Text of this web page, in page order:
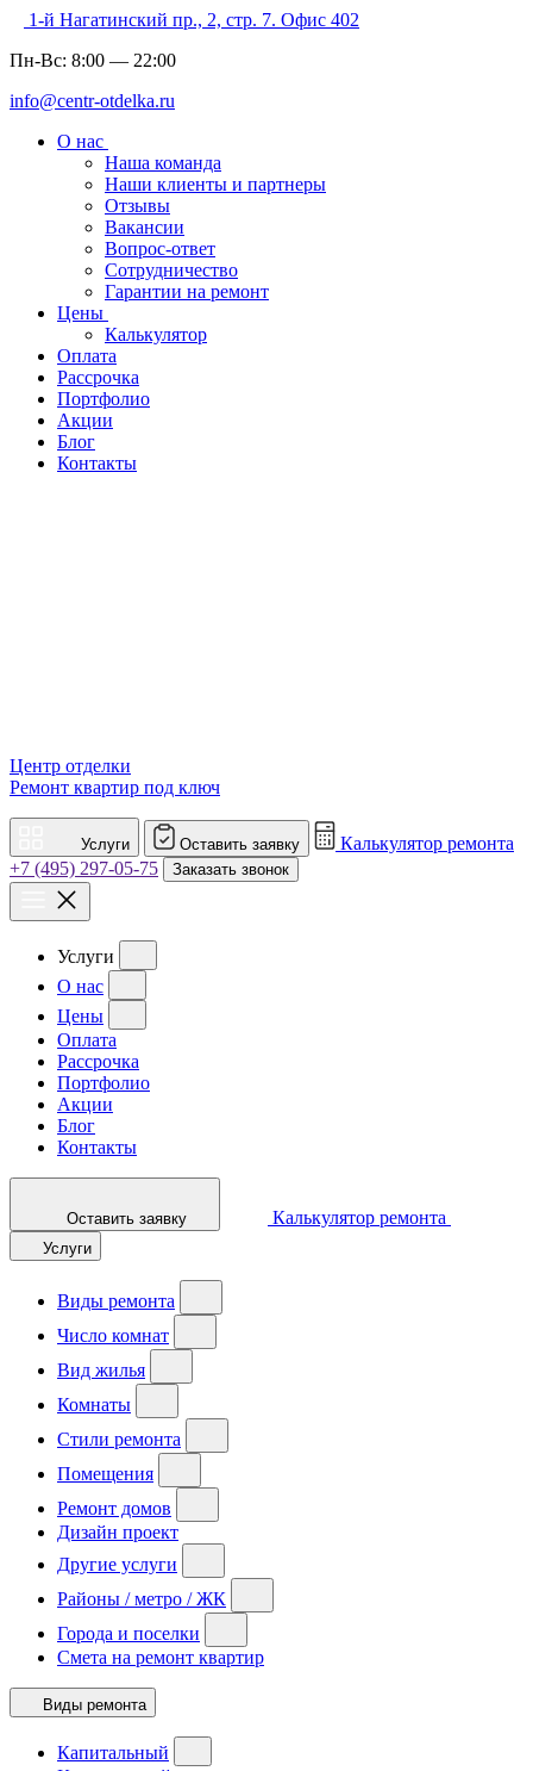
1-й Нагатинский пр., 2, стр. 7. Офис 402
Пн-Вс: 8:00 — 22:00
info@centr-otdelka.ru
О нас
Наша команда
Наши клиенты и партнеры
Отзывы
Вакансии
Вопрос-ответ
Сотрудничество
Гарантии на ремонт
Цены
Калькулятор
Оплата
Рассрочка
Портфолио
Акции
Блог
Контакты
Центр отделки
Ремонт квартир под ключ
Услуги Оставить заявку
Калькулятор ремонта
+7 (495) 297-05-75
Заказать звонок
Услуги
О нас
Цены
Оплата
Рассрочка
Портфолио
Акции
Блог
Контакты
Оставить заявку Калькулятор ремонта
Услуги
Виды ремонта
Число комнат
Вид жилья
Комнаты
Стили ремонта
Помещения
Ремонт домов
Дизайн проект
Другие услуги
Районы / метро / ЖК
Города и поселки
Смета на ремонт квартир
Виды ремонта
Капитальный